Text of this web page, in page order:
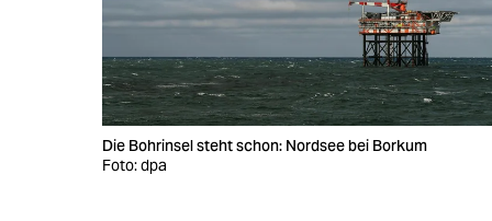
veranstaltungen
fragen & hilfeDie Bohrinsel steht schon: Nordsee bei Borkum
Foto: dpa